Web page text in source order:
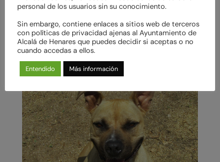
personal de los usuarios sin su conocimiento.
Sin embargo, contiene enlaces a sitios web de terceros
con políticas de privacidad ajenas al Ayuntamiento de
Alcalá de Henares que puedes decidir si aceptas o no
cuando accedas a ellos.
Entendido Más información